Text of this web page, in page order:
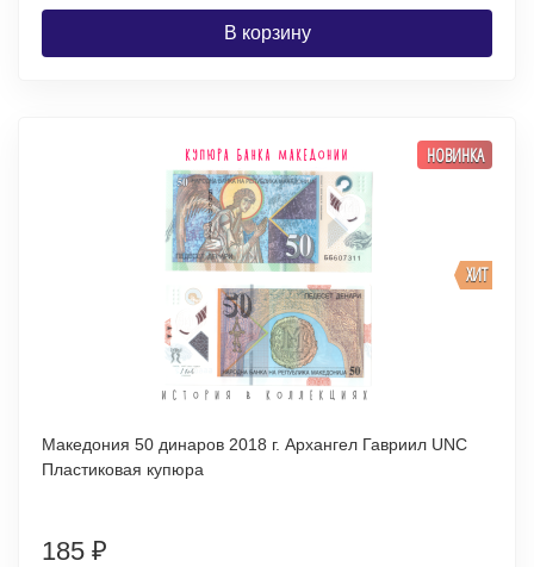
В корзину
ХИТ
НОВИНКА
Македония 50 динаров 2018 г. Архангел Гавриил UNC
Пластиковая купюра
185 ₽